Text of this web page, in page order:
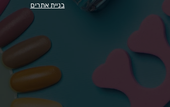
בניית אתרים